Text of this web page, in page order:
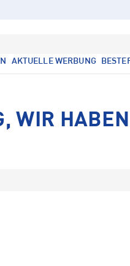
AKTUELLE WERBUNG
WIR